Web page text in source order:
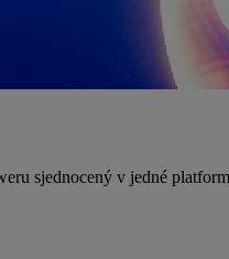
sjednocený v jedné